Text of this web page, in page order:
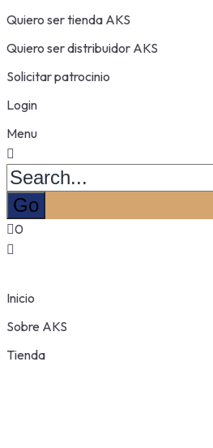
Quiero ser tienda AKS
Quiero ser distribuidor AKS
Solicitar patrocinio
Login
Menu
0
Inicio
Sobre AKS
Tienda